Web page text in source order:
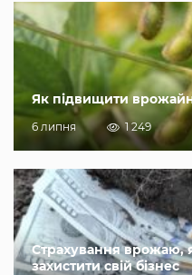
Як підвищити
6 липня 1 249
Страхування врожаю,
захистити свій бізнес